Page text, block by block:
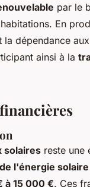
par le
En
la dépendance aux
ainsi à la
solaires reste une
l'énergie solaire
à 15 000 €. Ces